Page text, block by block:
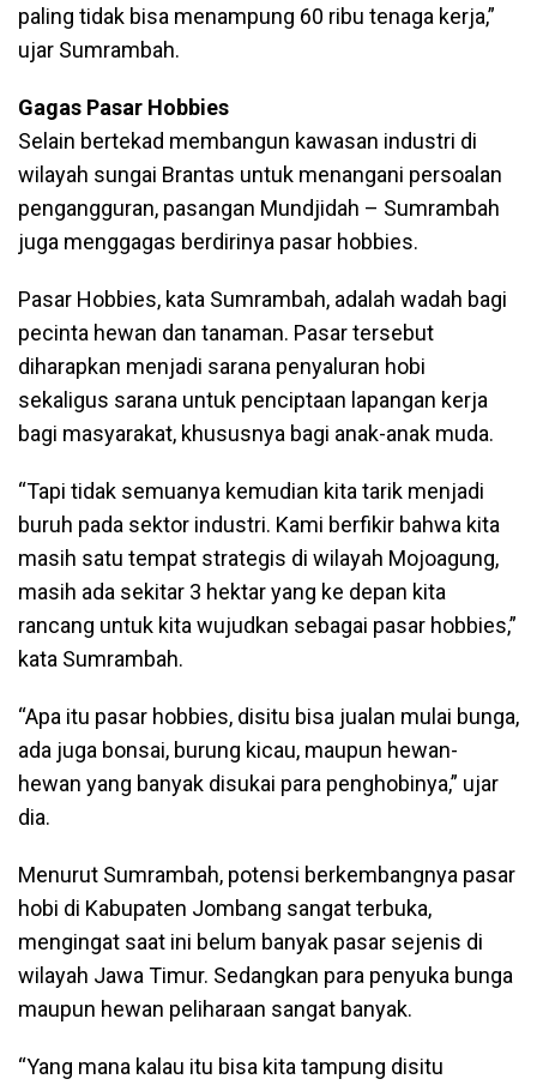
paling tidak bisa menampung 60 ribu tenaga kerja,”
ujar Sumrambah.
Gagas Pasar Hobbies
Selain bertekad membangun kawasan industri di
wilayah sungai Brantas untuk menangani persoalan
pengangguran, pasangan Mundjidah – Sumrambah
juga menggagas berdirinya pasar hobbies.
Pasar Hobbies, kata Sumrambah, adalah wadah bagi
pecinta hewan dan tanaman. Pasar tersebut
diharapkan menjadi sarana penyaluran hobi
sekaligus sarana untuk penciptaan lapangan kerja
bagi masyarakat, khususnya bagi anak-anak muda.
“Tapi tidak semuanya kemudian kita tarik menjadi
buruh pada sektor industri. Kami berfikir bahwa kita
masih satu tempat strategis di wilayah Mojoagung,
masih ada sekitar 3 hektar yang ke depan kita
rancang untuk kita wujudkan sebagai pasar hobbies,”
kata Sumrambah.
“Apa itu pasar hobbies, disitu bisa jualan mulai bunga,
ada juga bonsai, burung kicau, maupun hewan-
hewan yang banyak disukai para penghobinya,” ujar
dia.
Menurut Sumrambah, potensi berkembangnya pasar
hobi di Kabupaten Jombang sangat terbuka,
mengingat saat ini belum banyak pasar sejenis di
wilayah Jawa Timur. Sedangkan para penyuka bunga
maupun hewan peliharaan sangat banyak.
“Yang mana kalau itu bisa kita tampung disitu